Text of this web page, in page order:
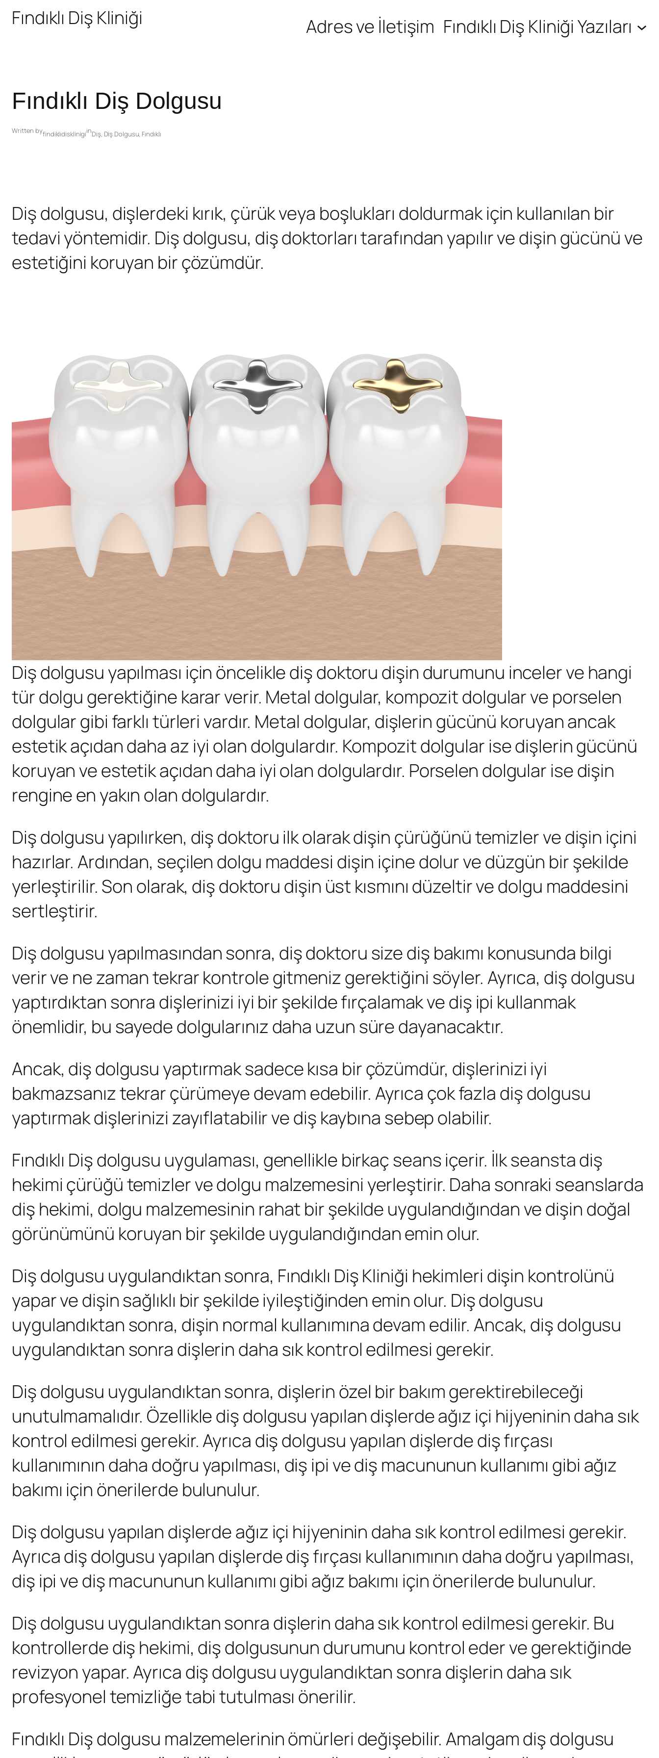
Fındıklı Diş Kliniği Adres ve İletişim Fındıklı Diş Kliniği Yazıları
Fındıklı Diş Dolgusu
Written byfindiklidisklinigiinDiş, Diş Dolgusu, Fındıklı
Diş dolgusu, dişlerdeki kırık, çürük veya boşlukları doldurmak için kullanılan bir
tedavi yöntemidir. Diş dolgusu, diş doktorları tarafından yapılır ve dişin gücünü ve
estetiğini koruyan bir çözümdür.
Diş dolgusu yapılması için öncelikle diş doktoru dişin durumunu inceler ve hangi
tür dolgu gerektiğine karar verir. Metal dolgular, kompozit dolgular ve porselen
dolgular gibi farklı türleri vardır. Metal dolgular, dişlerin gücünü koruyan ancak
estetik açıdan daha az iyi olan dolgulardır. Kompozit dolgular ise dişlerin gücünü
koruyan ve estetik açıdan daha iyi olan dolgulardır. Porselen dolgular ise dişin
rengine en yakın olan dolgulardır.
Diş dolgusu yapılırken, diş doktoru ilk olarak dişin çürüğünü temizler ve dişin içini
hazırlar. Ardından, seçilen dolgu maddesi dişin içine dolur ve düzgün bir şekilde
yerleştirilir. Son olarak, diş doktoru dişin üst kısmını düzeltir ve dolgu maddesini
sertleştirir.
Diş dolgusu yapılmasından sonra, diş doktoru size diş bakımı konusunda bilgi
verir ve ne zaman tekrar kontrole gitmeniz gerektiğini söyler. Ayrıca, diş dolgusu
yaptırdıktan sonra dişlerinizi iyi bir şekilde fırçalamak ve diş ipi kullanmak
önemlidir, bu sayede dolgularınız daha uzun süre dayanacaktır.
Ancak, diş dolgusu yaptırmak sadece kısa bir çözümdür, dişlerinizi iyi
bakmazsanız tekrar çürümeye devam edebilir. Ayrıca çok fazla diş dolgusu
yaptırmak dişlerinizi zayıflatabilir ve diş kaybına sebep olabilir.
Fındıklı Diş dolgusu uygulaması, genellikle birkaç seans içerir. İlk seansta diş
hekimi çürüğü temizler ve dolgu malzemesini yerleştirir. Daha sonraki seanslarda
diş hekimi, dolgu malzemesinin rahat bir şekilde uygulandığından ve dişin doğal
görünümünü koruyan bir şekilde uygulandığından emin olur.
Diş dolgusu uygulandıktan sonra, Fındıklı Diş Kliniği hekimleri dişin kontrolünü
yapar ve dişin sağlıklı bir şekilde iyileştiğinden emin olur. Diş dolgusu
uygulandıktan sonra, dişin normal kullanımına devam edilir. Ancak, diş dolgusu
uygulandıktan sonra dişlerin daha sık kontrol edilmesi gerekir.
Diş dolgusu uygulandıktan sonra, dişlerin özel bir bakım gerektirebileceği
unutulmamalıdır. Özellikle diş dolgusu yapılan dişlerde ağız içi hijyeninin daha sık
kontrol edilmesi gerekir. Ayrıca diş dolgusu yapılan dişlerde diş fırçası
kullanımının daha doğru yapılması, diş ipi ve diş macununun kullanımı gibi ağız
bakımı için önerilerde bulunulur.
Diş dolgusu yapılan dişlerde ağız içi hijyeninin daha sık kontrol edilmesi gerekir.
Ayrıca diş dolgusu yapılan dişlerde diş fırçası kullanımının daha doğru yapılması,
diş ipi ve diş macununun kullanımı gibi ağız bakımı için önerilerde bulunulur.
Diş dolgusu uygulandıktan sonra dişlerin daha sık kontrol edilmesi gerekir. Bu
kontrollerde diş hekimi, diş dolgusunun durumunu kontrol eder ve gerektiğinde
revizyon yapar. Ayrıca diş dolgusu uygulandıktan sonra dişlerin daha sık
profesyonel temizliğe tabi tutulması önerilir.
Fındıklı Diş dolgusu malzemelerinin ömürleri değişebilir. Amalgam diş dolgusu